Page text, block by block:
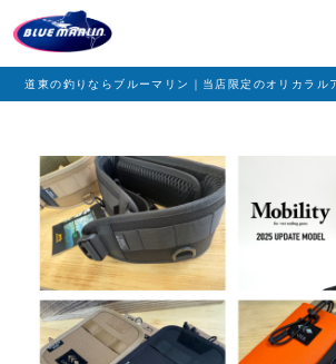
道東の釣りならブルーマリン｜当店限定のオリカラル